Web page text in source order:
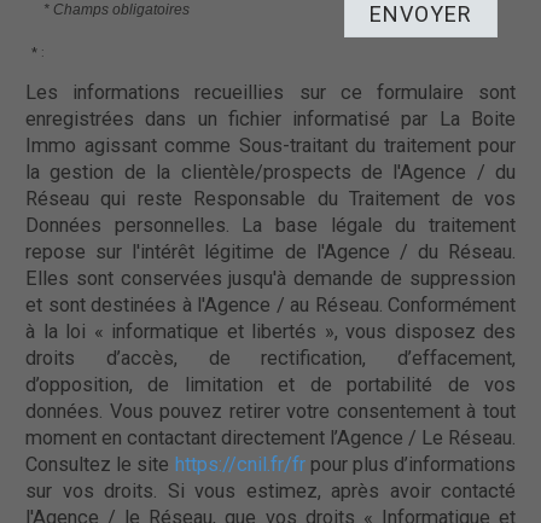
* Champs obligatoires ENVOYER
* :
Les informations recueillies sur ce formulaire sont
enregistrées dans un fichier informatisé par La Boite
Immo agissant comme Sous-traitant du traitement pour
la gestion de la clientèle/prospects de l'Agence / du
Réseau qui reste Responsable du Traitement de vos
Données personnelles. La base légale du traitement
repose sur l'intérêt légitime de l'Agence / du Réseau.
Elles sont conservées jusqu'à demande de suppression
et sont destinées à l'Agence / au Réseau. Conformément
à la loi « informatique et libertés », vous disposez des
droits d’accès, de rectification, d’effacement,
d’opposition, de limitation et de portabilité de vos
données. Vous pouvez retirer votre consentement à tout
moment en contactant directement l’Agence / Le Réseau.
Consultez le site https://cnil.fr/frpour plus d’informations
sur vos droits. Si vous estimez, après avoir contacté
l'Agence / le Réseau, que vos droits « Informatique et